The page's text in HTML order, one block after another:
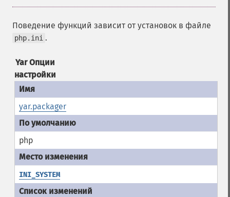
Поведение функций зависит от установок в файле
php.ini .
Yar Опции
настройки
yar.packager
php
INI_SYSTEM